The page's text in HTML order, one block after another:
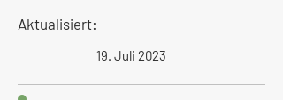
Aktualisiert:
19. Juli 2023